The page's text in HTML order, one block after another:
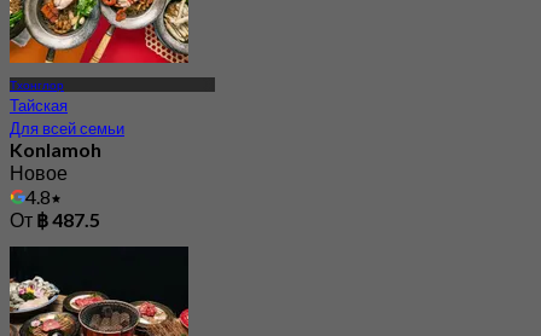
Тхонглор
Тайская
Для всей семьи
Konlamoh
Новое
4.8
От ฿ 487.5